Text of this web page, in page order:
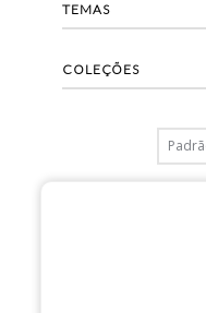
TEMAS
COLEÇÕES